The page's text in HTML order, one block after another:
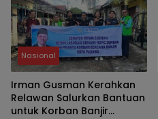
Nasional
Irman Gusman Kerahkan
Relawan Salurkan Bantuan
untuk Korban Banjir